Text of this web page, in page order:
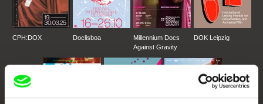
CPH:DOX Doclisboa
Millennium Docs
Against Gravity
DOK Leipzig